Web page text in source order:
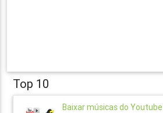
Top 10
Baixar músicas do Youtube